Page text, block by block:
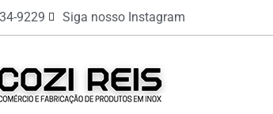
9229 Siga nosso Instagram